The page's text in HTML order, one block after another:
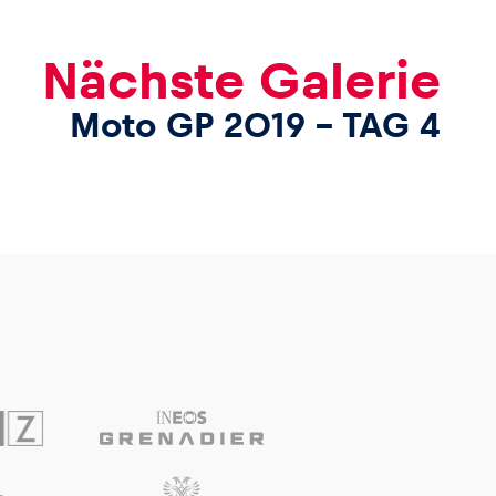
Nächste Galerie
Moto GP 2019 – TAG 4